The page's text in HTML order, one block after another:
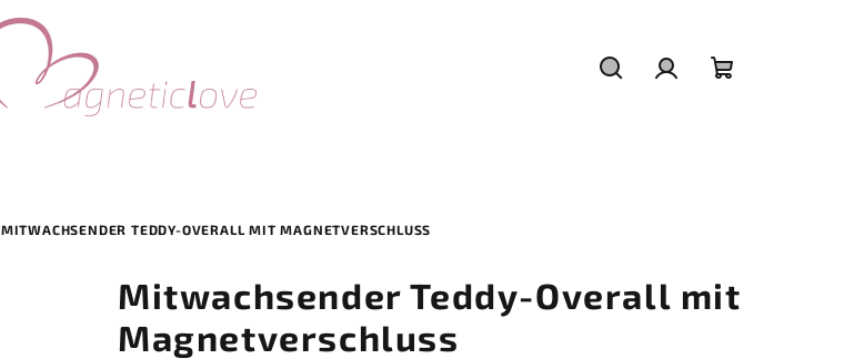
MITWACHSENDER TEDDY-OVERALL MIT MAGNETVERSCHLUSS
Mitwachsender Teddy-Overall mit
Magnetverschluss